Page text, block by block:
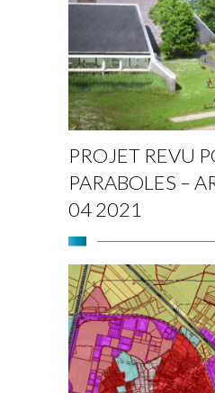
PROJET REVU
PARABOLES –
04 2021